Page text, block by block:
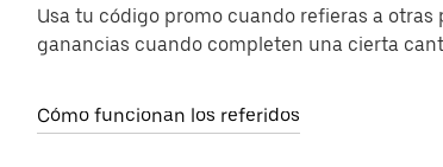
Usa tu código promo cuando refieras a otras
ganancias cuando completen una cierta
Cómo funcionan los referidos